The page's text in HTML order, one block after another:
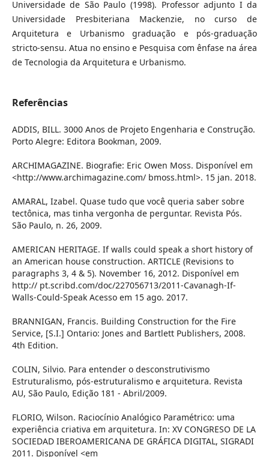
Universidade de São Paulo (1998). Professor adjunto I da
Universidade Presbiteriana Mackenzie, no curso de
Arquitetura e Urbanismo graduação e pós-graduação
stricto-sensu. Atua no ensino e Pesquisa com ênfase na área
de Tecnologia da Arquitetura e Urbanismo.
Referências
ADDIS, BILL. 3000 Anos de Projeto Engenharia e Construção.
Porto Alegre: Editora Bookman, 2009.
ARCHIMAGAZINE. Biografie: Eric Owen Moss. Disponível em
<http://www.archimagazine.com/ bmoss.html>. 15 jan. 2018.
AMARAL, Izabel. Quase tudo que você queria saber sobre
tectônica, mas tinha vergonha de perguntar. Revista Pós.
São Paulo, n. 26, 2009.
AMERICAN HERITAGE. If walls could speak a short history of
an American house construction. ARTICLE (Revisions to
paragraphs 3, 4 & 5). November 16, 2012. Disponível em
http:// pt.scribd.com/doc/227056713/2011-Cavanagh-If-
Walls-Could-Speak Acesso em 15 ago. 2017.
BRANNIGAN, Francis. Building Construction for the Fire
Service, [S.I.] Ontario: Jones and Bartlett Publishers, 2008.
4th Edition.
COLIN, Silvio. Para entender o desconstrutivismo
Estruturalismo, pós-estruturalismo e arquitetura. Revista
AU, São Paulo, Edição 181 - Abril/2009.
FLORIO, Wilson. Raciocínio Analógico Paramétrico: uma
experiência criativa em arquitetura. In: XV CONGRESO DE LA
SOCIEDAD IBEROAMERICANA DE GRÁFICA DIGITAL, SIGRADI
2011. Disponível <em